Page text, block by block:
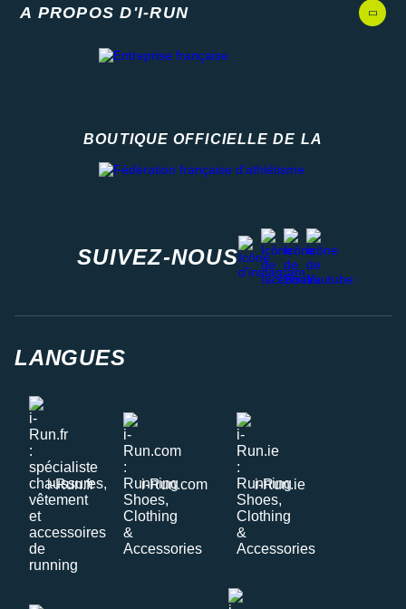
A PROPOS D'I-RUN
BOUTIQUE OFFICIELLE DE LA
SUIVEZ-NOUS
instagram
facebook
stravayoutube
LANGUES
i-Run.fr i-Run.com i-Run.ie